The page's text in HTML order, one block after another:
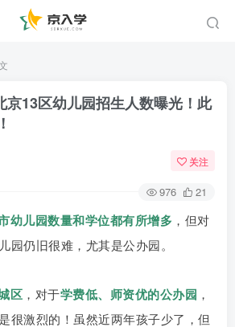
京13区幼儿园招生人数曝光！此
关注
976 21
幼儿园数量和学位都有所增多 ，但对
园仍旧很难，尤其是公办园。
区 ，对于学费低、师资优的公办园 ，
很激烈的！虽然近两年孩子少了，但